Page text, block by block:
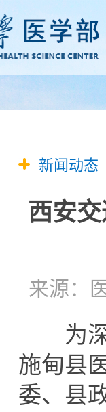
新闻动态
西安
来源：
为深
施甸县
委、县